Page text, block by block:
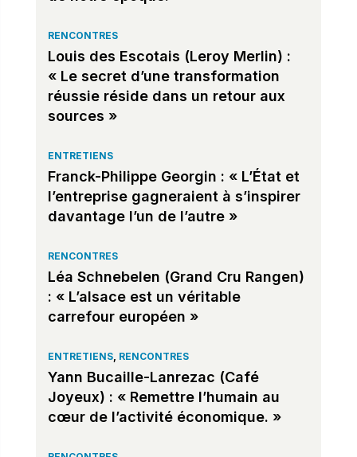
RENCONTRES
Louis des Escotais (Leroy Merlin) :
« Le secret d’une transformation
réussie réside dans un retour aux
sources »
ENTRETIENS
Franck-Philippe Georgin : « L’État et
l’entreprise gagneraient à s’inspirer
davantage l’un de l’autre »
RENCONTRES
Léa Schnebelen (Grand Cru Rangen)
: « L’alsace est un véritable
carrefour européen »
ENTRETIENS, RENCONTRES
Yann Bucaille-Lanrezac (Café
Joyeux) : « Remettre l’humain au
cœur de l’activité économique. »